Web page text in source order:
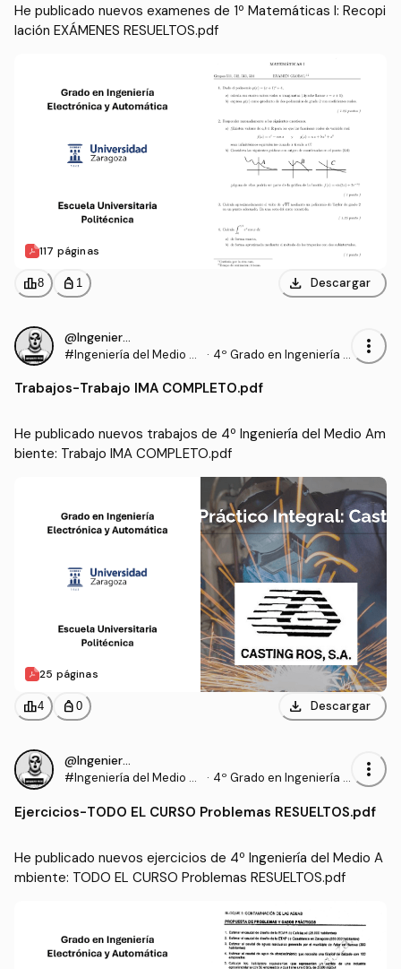
He publicado nuevos examenes de 1º Matemáticas I: Recopi
lación EXÁMENES RESUELTOS.pdf
117 páginas
leaderboard8 personal_bag 1 download Descargar
@IngenieroProo
#Ingeniería del Medio A
· 4º Grado en Ingeniería E
(UNIZAR)
more_vert
Trabajos-Trabajo IMA COMPLETO.pdf
He publicado nuevos trabajos de 4º Ingeniería del Medio Am
biente: Trabajo IMA COMPLETO.pdf
25 páginas
leaderboard4 personal_bag 0 download Descargar
@IngenieroProo
#Ingeniería del Medio A
· 4º Grado en Ingeniería E
(UNIZAR)
more_vert
Ejercicios-TODO EL CURSO Problemas RESUELTOS.pdf
He publicado nuevos ejercicios de 4º Ingeniería del Medio A
mbiente: TODO EL CURSO Problemas RESUELTOS.pdf